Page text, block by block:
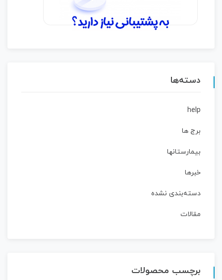
دسته‌ها
help
برج ها
بیمارستانها
خبرها
دسته‌بندی نشده
مقالات
برچسب محصولات